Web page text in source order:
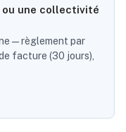
ou une collectivité
— règlement par
facture (30 jours),